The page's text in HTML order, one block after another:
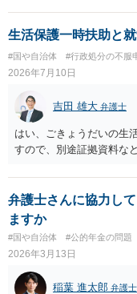
ととなるかと思われます
る弁護士に面談の予約を
生活保護一時扶助と
#国や自治体 #行政処分の不服
2026年7月10日
吉田 雄大 弁護士
はい、ごきょうだいの生
すので、別途証拠資料な
弁護士さんに協力し
ますか
#国や自治体 #公的年金の問題
2026年3月13日
稲葉 進太郎 弁護士